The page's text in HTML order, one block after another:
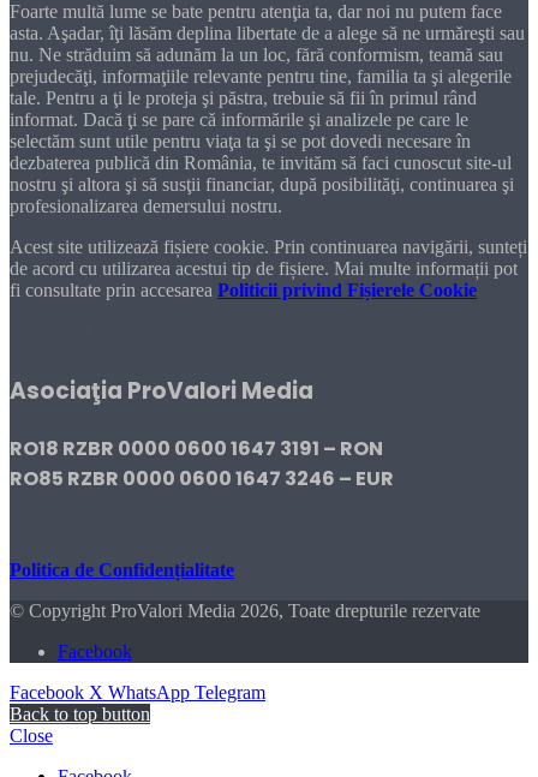
Foarte multă lume se bate pentru atenţia ta, dar noi nu putem face
asta. Aşadar, îţi lăsăm deplina libertate de a alege să ne urmăreşti sau
nu. Ne străduim să adunăm la un loc, fără conformism, teamă sau
prejudecăţi, informaţiile relevante pentru tine, familia ta şi alegerile
tale. Pentru a ţi le proteja şi păstra, trebuie să fii în primul rând
informat. Dacă ţi se pare că informările şi analizele pe care le
selectăm sunt utile pentru viaţa ta şi se pot dovedi necesare în
dezbaterea publică din România, te invităm să faci cunoscut site-ul
nostru şi altora şi să susţii financiar, după posibilităţi, continuarea şi
profesionalizarea demersului nostru.
Acest site utilizează fișiere cookie. Prin continuarea navigării, sunteți
de acord cu utilizarea acestui tip de fișiere. Mai multe informații pot
fi consultate prin accesarea Politicii privind Fișierele Cookie
Asociaţia ProValori Media
RO18 RZBR 0000 0600 1647 3191 – RON
RO85 RZBR 0000 0600 1647 3246 – EUR
Politica de Confidențialitate
© Copyright ProValori Media 2026, Toate drepturile rezervate
Facebook
Facebook X WhatsApp Telegram
Back to top button
Close